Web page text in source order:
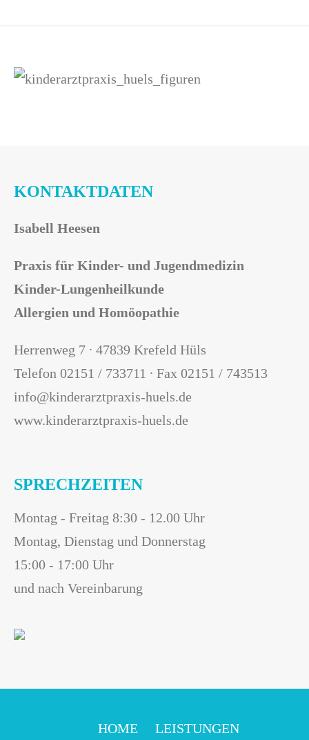
KONTAKTDATEN
Isabell Heesen
Praxis für Kinder- und Jugendmedizin
Kinder-Lungenheilkunde
Allergien und Homöopathie
Herrenweg 7 ∙ 47839 Krefeld Hüls
Telefon 02151 / 733711 ∙ Fax 02151 / 743513
info@kinderarztpraxis-huels.de
www.kinderarztpraxis-huels.de
SPRECHZEITEN
Montag - Freitag 8:30 - 12.00 Uhr
Montag, Dienstag und Donnerstag
15:00 - 17:00 Uhr
und nach Vereinbarung
HOME LEISTUNGEN